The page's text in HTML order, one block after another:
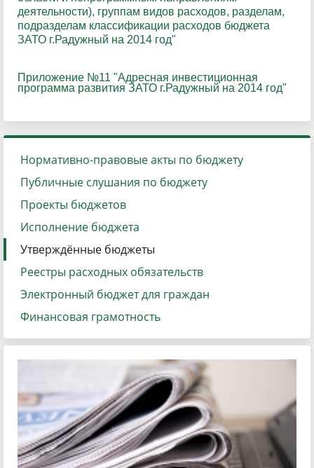
деятельности), группам видов расходов, разделам,
подразделам классификации расходов бюджета
ЗАТО г.Радужный на 2014 год"
Приложение №11 "Адресная инвестиционная
программа развития ЗАТО г.Радужный на 2014 год"
Нормативно-правовые акты по бюджету
Публичные слушания по бюджету
Проекты бюджетов
Исполнение бюджета
Утверждённые бюджеты
Реестры расходных обязательств
Электронный бюджет для граждан
Финансовая грамотность